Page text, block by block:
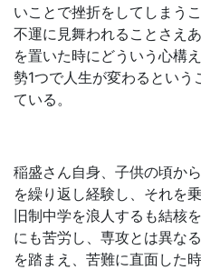
いことで挫折をしてしまう
不運に見舞われることさえ
を置いた時にどういう心構
勢1つで人生が変わるという
ている。
稲盛さん自身、子供の頃か
を繰り返し経験し、それを
旧制中学を浪人するも結核
にも苦労し、専攻とは異な
を踏まえ、苦難に直面した